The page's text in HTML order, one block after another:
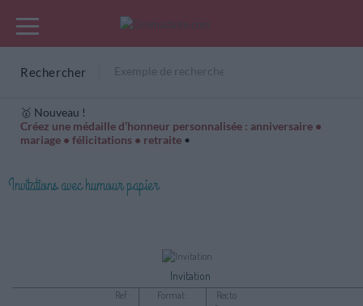
Rechercher
🥇 Nouveau !
Créez une médaille d’honneur personnalisée : anniversaire •
mariage • félicitations • retraite •
Cartes Hiver Cadeaux années de naissance
Invitations avec humour papier
Invitation
Ref :
Format :
Recto